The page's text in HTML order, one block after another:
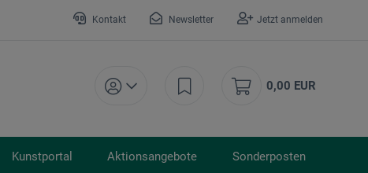
Kontakt Newsletter Jetzt anmelden
0,00 EUR
Kunstportal Aktionsangebote Sonderposten